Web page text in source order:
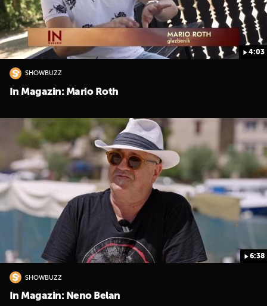
4:03
SHOWBUZZ
In Magazin: Mario Roth
6:38
SHOWBUZZ
In Magazin: Neno Belan